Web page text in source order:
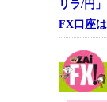
リラ/円
FX口座は